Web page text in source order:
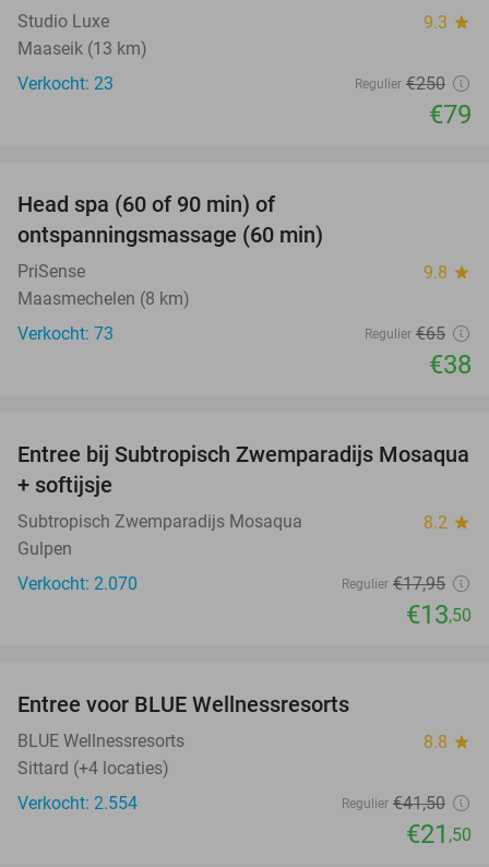
Studio Luxe 9.3 star
Maaseik (13 km)
Verkocht: 23
Regulier €250
€79
Head spa (60 of 90 min) of
ontspanningsmassage (60 min)
PriSense 9.8 star
Maasmechelen (8 km)
Verkocht: 73
Regulier €65
€38
25%
Entree bij Subtropisch Zwemparadijs Mosaqua
+ softijsje
Subtropisch Zwemparadijs Mosaqua 8.2 star
Gulpen
Verkocht: 2.070
Regulier €17,95
€13,50
Entree voor BLUE Wellnessresorts
BLUE Wellnessresorts 8.8 star
Sittard (+4 locaties)
Verkocht: 2.554
Regulier €41,50
€21 ,50